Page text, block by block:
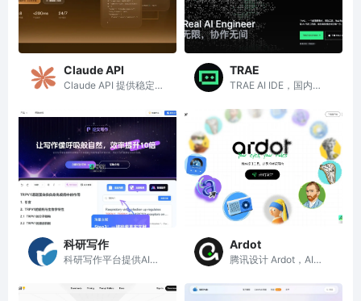
Claude API
Claude API 提供稳定
支持全系列模型和便捷
支付方式
TRAE
TRAE AI IDE，国内首
中文代码生成与智能修
科研写作
科研写作平台提供AI辅
文初稿与润色服务
Ardot
腾讯设计 Ardot，AI智
UI、图片转设计稿等功